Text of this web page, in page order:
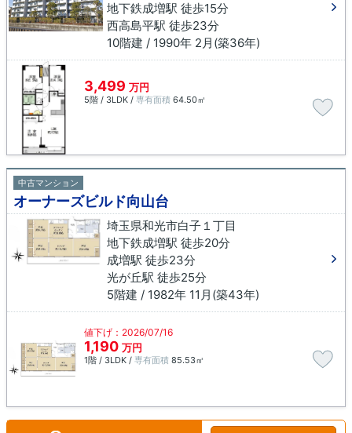
地下鉄成増駅 徒歩15分
西高島平駅 徒歩23分
10階建 / 1990年 2月(築36年)
3,499 万円
5階 / 3LDK / 専有面積 64.50㎡
中古マンション
オーナーズビルド向山台
埼玉県和光市白子１丁目
地下鉄成増駅 徒歩20分
成増駅 徒歩23分
光が丘駅 徒歩25分
5階建 / 1982年 11月(築43年)
値下げ：2026/07/16
1,190 万円
1階 / 3LDK / 専有面積 85.53㎡